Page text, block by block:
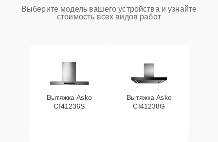
Выберите модель вашего устройства и узнайте
стоимость всех видов работ
Вытяжка Asko
CI41236S
Вытяжка Asko
CI41238G